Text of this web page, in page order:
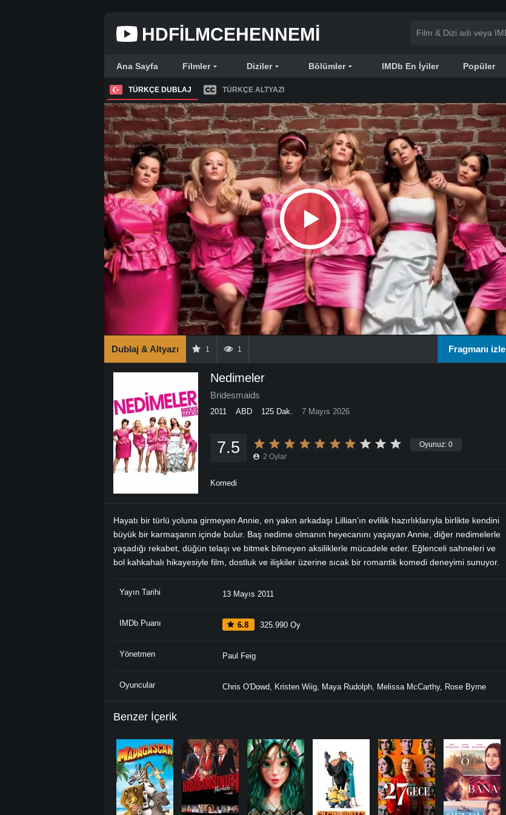
HDFILMCEHENNEMI
Ana Sayfa Filmler Diziler Bölümler IMDb En İyiler Popüler
TÜRKÇE DUBLAJ TÜRKÇE ALTYAZI
Dublaj & Altyazı 1 1 Fragmanı izle
Nedimeler
Bridesmaids
2011 ABD 125 Dak. 7 Mayıs 2026
Oyunuz: 0
7.5 2 Oylar
Komedi
Hayatı bir türlü yoluna girmeyen Annie, en yakın arkadaşı Lillian’ın evlilik hazırlıklarıyla birlikte kendini
büyük bir karmaşanın içinde bulur. Baş nedime olmanın heyecanını yaşayan Annie, diğer nedimelerle
yaşadığı rekabet, düğün telaşı ve bitmek bilmeyen aksiliklerle mücadele eder. Eğlenceli sahneleri ve
bol kahkahalı hikayesiyle film, dostluk ve ilişkiler üzerine sıcak bir romantik komedi deneyimi sunuyor.
Yayın Tarihi 13 Mayıs 2011
IMDb Puanı 6.8 325.990 Oy
Yönetmen Paul Feig
Oyuncular Chris O'Dowd Kristen Wiig Maya Rudolph Melissa McCarthy, Rose Byrne
Benzer İçerik